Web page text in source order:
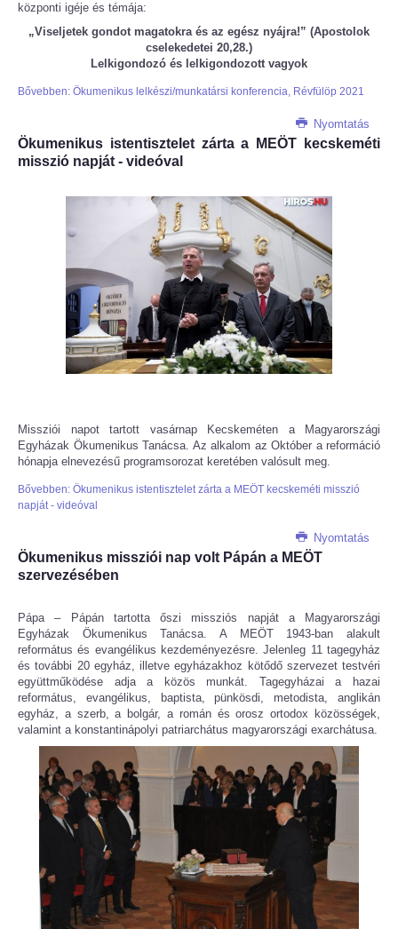
központi igéje és témája:
„Viseljetek gondot magatokra és az egész nyájra!” (Apostolok
cselekedetei 20,28.)
Lelkigondozó és lelkigondozott vagyok
Bővebben: Ökumenikus lelkészi/munkatársi konferencia, Révfülöp 2021
Nyomtatás
Ökumenikus istentisztelet zárta a MEÖT kecskeméti
misszió napját - videóval
Missziói napot tartott vasárnap Kecskeméten a Magyarországi
Egyházak Ökumenikus Tanácsa. Az alkalom az Október a reformáció
hónapja elnevezésű programsorozat keretében valósult meg.
Bővebben: Ökumenikus istentisztelet zárta a MEÖT kecskeméti misszió
napját - videóval
Nyomtatás
Ökumenikus missziói nap volt Pápán a MEÖT
szervezésében
Pápa – Pápán tartotta őszi missziós napját a Magyarországi
Egyházak Ökumenikus Tanácsa. A MEÖT 1943-ban alakult
református és evangélikus kezdeményezésre. Jelenleg 11 tagegyház
és további 20 egyház, illetve egyházakhoz kötődő szervezet testvéri
együttműködése adja a közös munkát. Tagegyházai a hazai
református, evangélikus, baptista, pünkösdi, metodista, anglikán
egyház, a szerb, a bolgár, a román és orosz ortodox közösségek,
valamint a konstantinápolyi patriarchátus magyarországi exarchátusa.